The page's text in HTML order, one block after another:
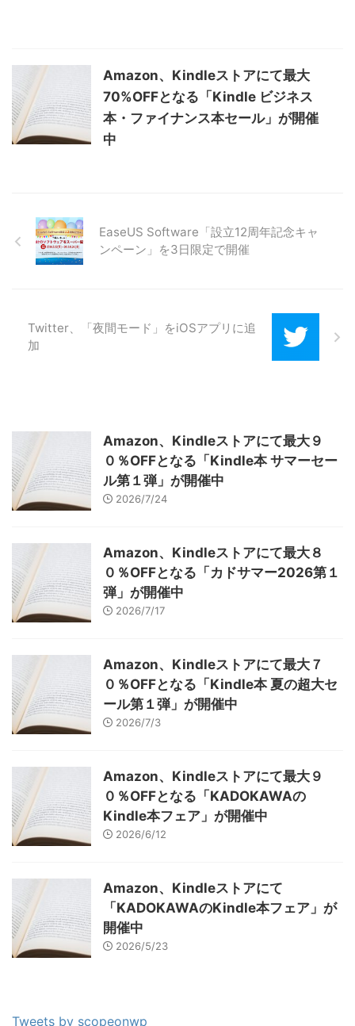
Amazon、Kindleストアにて最大
70%OFFとなる「Kindle ビジネス
本・ファイナンス本セール」が開催
中
EaseUS Software「設立12周年記念キャ
ンペーン」を3日限定で開催
Twitter、「夜間モード」をiOSアプリに追
加
Amazon、Kindleストアにて最大９
０％OFFとなる「Kindle本 サマーセー
ル第１弾」が開催中
2026/7/24
Amazon、Kindleストアにて最大８
０％OFFとなる「カドサマー2026第１
弾」が開催中
2026/7/17
Amazon、Kindleストアにて最大７
０％OFFとなる「Kindle本 夏の超大セ
ール第１弾」が開催中
2026/7/3
Amazon、Kindleストアにて最大９
０％OFFとなる「KADOKAWAの
Kindle本フェア」が開催中
2026/6/12
Amazon、Kindleストアにて
「KADOKAWAのKindle本フェア」が
開催中
2026/5/23
Tweets by scopeonwp